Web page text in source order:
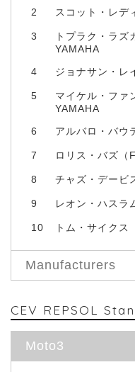
2 スコット・レデ
3
トプラク・ラズ
YAMAHA
4 ジョナサン・レ
5
マイケル・ファ
YAMAHA
6 アルバロ・バウ
7 ロリス・バズ（
8 チャズ・デービ
9 レオン・ハスラ
10 トム・サイクス
Manufacturers
CEV REPSOL
Moto3